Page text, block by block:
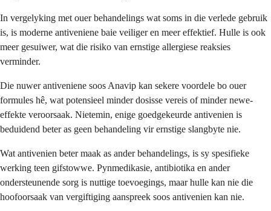
In vergelyking met ouer behandelings wat soms in die verlede gebruik
is, is moderne antiveniene baie veiliger en meer effektief. Hulle is ook
meer gesuiwer, wat die risiko van ernstige allergiese reaksies
verminder.
Die nuwer antiveniene soos Anavip kan sekere voordele bo ouer
formules hê, wat potensieel minder dosisse vereis of minder newe-
effekte veroorsaak. Nietemin, enige goedgekeurde antivenien is
beduidend beter as geen behandeling vir ernstige slangbyte nie.
Wat antivenien beter maak as ander behandelings, is sy spesifieke
werking teen gifstowwe. Pynmedikasie, antibiotika en ander
ondersteunende sorg is nuttige toevoegings, maar hulle kan nie die
hoofoorsaak van vergiftiging aanspreek soos antivenien kan nie.